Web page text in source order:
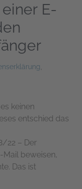
E-
keinen
entschied das
22 – Der
beweisen,
Das ist